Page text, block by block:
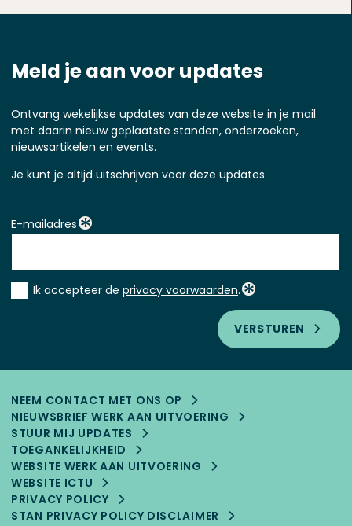
Meld je aan voor updates
Ontvang wekelijkse updates van deze website in je mail
met daarin nieuw geplaatste standen, onderzoeken,
nieuwsartikelen en events.
Je kunt je altijd uitschrijven voor deze updates.
E-mailadres
Instemming
Ik accepteer de privacy voorwaarden.
VERSTUREN
NEEM CONTACT MET ONS OP
NIEUWSBRIEF WERK AAN UITVOERING
STUUR MIJ UPDATES
TOEGANKELIJK­HEID
WEBSITE WERK AAN UITVOERING
WEBSITE ICTU
PRIVACY POLICY
STAN PRIVACY POLICY DISCLAIMER